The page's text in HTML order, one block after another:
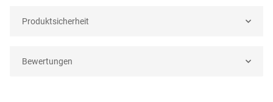
Produktsicherheit
Bewertungen